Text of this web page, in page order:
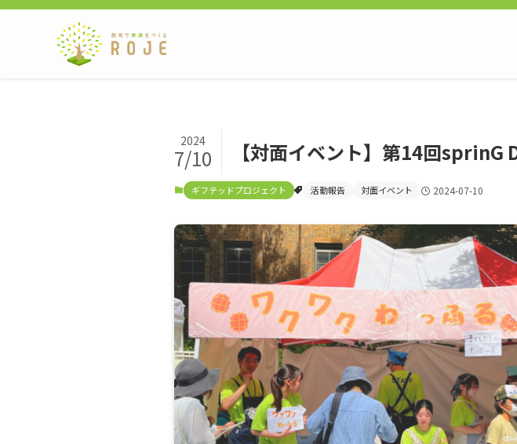
【対面イベント】第14回sprinG
2024
7/10
ギフテッドプロジェクト 活動報告 対面イベント 2024-07-10